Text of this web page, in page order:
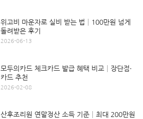
위고비 마운자로 실비 받는 법│100만원 넘게
돌려받은 후기
2026-06-13
모두의카드 체크카드 발급 혜택 비교│장단점·
카드 추천
2026-02-08
산후조리원 연말정산 소득 기준│최대 200만원